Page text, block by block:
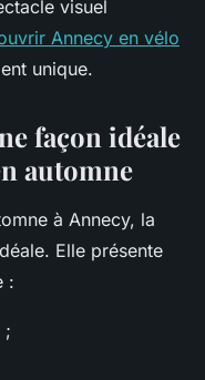
visuel
Annecy en vélo
unique.
façon idéale
automne
à Annecy, la
Elle présente
:
;